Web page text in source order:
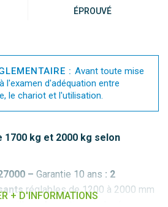
ÉPROUVÉ
: Avant toute mise
l'examen d'adéquation entre
le chariot et l'utilisation.
1700 kg et 2000 kg selon
– Garantie 10 ans : 2
réglables de 1200 à 2000 mm
+ D'INFORMATIONS